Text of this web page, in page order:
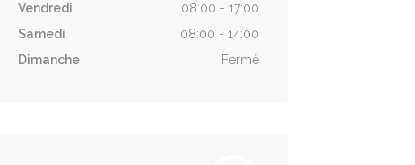
Vendredi
08:00 - 17:00
Samedi
08:00 - 14:00
Dimanche
Fermé